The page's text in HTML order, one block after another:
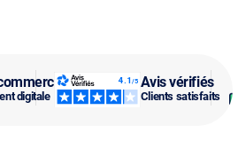
digitale
Avis vérifiés
Clients satisfaits